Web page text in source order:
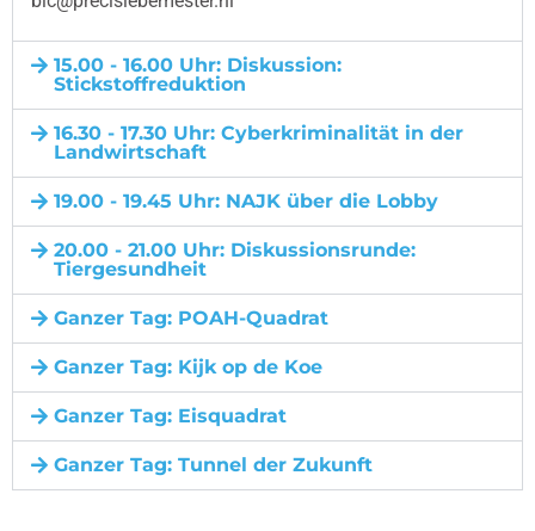
15.00 - 16.00 Uhr: Diskussion:
Stickstoffreduktion
16.30 - 17.30 Uhr: Cyberkriminalität in der
Landwirtschaft
19.00 - 19.45 Uhr: NAJK über die Lobby
20.00 - 21.00 Uhr: Diskussionsrunde:
Tiergesundheit
Ganzer Tag: POAH-Quadrat
Ganzer Tag: Kijk op de Koe
Ganzer Tag: Eisquadrat
Ganzer Tag: Tunnel der Zukunft